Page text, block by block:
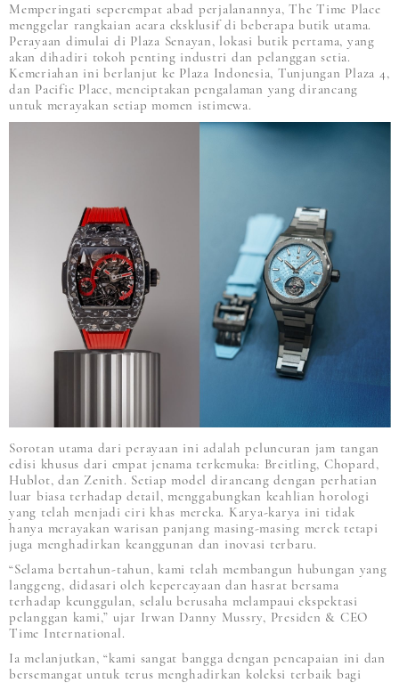
Memperingati seperempat abad perjalanannya, The Time Place
menggelar rangkaian acara eksklusif di beberapa butik utama.
Perayaan dimulai di Plaza Senayan, lokasi butik pertama, yang
akan dihadiri tokoh penting industri dan pelanggan setia.
Kemeriahan ini berlanjut ke Plaza Indonesia, Tunjungan Plaza 4,
dan Pacific Place, menciptakan pengalaman yang dirancang
untuk merayakan setiap momen istimewa.
Sorotan utama dari perayaan ini adalah peluncuran jam tangan
edisi khusus dari empat jenama terkemuka: Breitling, Chopard,
Hublot, dan Zenith. Setiap model dirancang dengan perhatian
luar biasa terhadap detail, menggabungkan keahlian horologi
yang telah menjadi ciri khas mereka. Karya-karya ini tidak
hanya merayakan warisan panjang masing-masing merek tetapi
juga menghadirkan keanggunan dan inovasi terbaru.
“Selama bertahun-tahun, kami telah membangun hubungan yang
langgeng, didasari oleh kepercayaan dan hasrat bersama
terhadap keunggulan, selalu berusaha melampaui ekspektasi
pelanggan kami,” ujar Irwan Danny Mussry, Presiden & CEO
Time International.
Ia melanjutkan, “kami sangat bangga dengan pencapaian ini dan
bersemangat untuk terus menghadirkan koleksi terbaik bagi